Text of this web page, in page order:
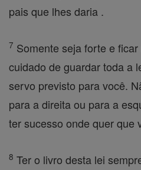
pais que lhes daria .
7 Somente seja forte e
cuidado de guardar toda a
servo previsto para você.
para a direita ou para a
ter sucesso onde quer que
8 Ter o livro desta lei